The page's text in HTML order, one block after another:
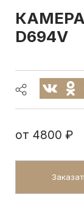
КАМЕРА
D694V
от 4800 ₽